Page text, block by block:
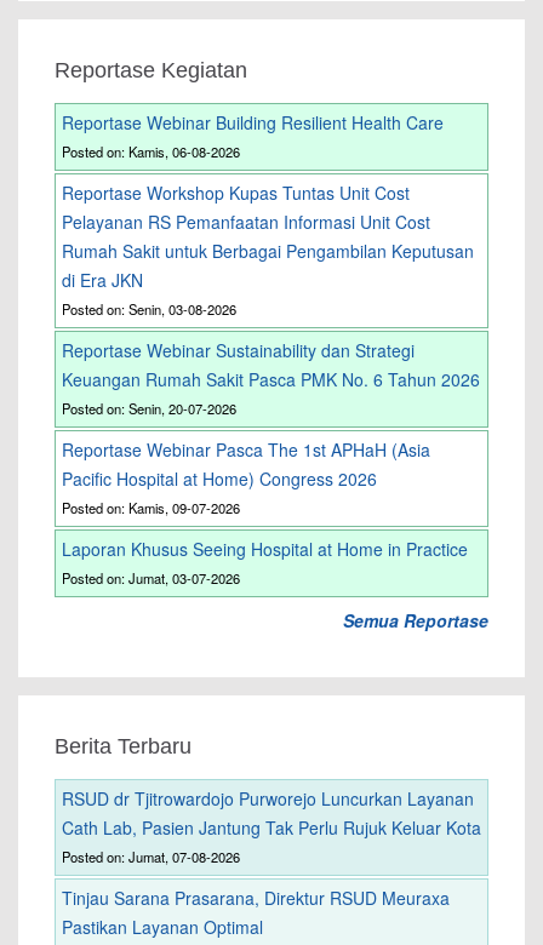
Reportase Kegiatan
Reportase Webinar Building Resilient Health Care
Posted on: Kamis, 06-08-2026
Reportase Workshop Kupas Tuntas Unit Cost
Pelayanan RS Pemanfaatan Informasi Unit Cost
Rumah Sakit untuk Berbagai Pengambilan Keputusan
di Era JKN
Posted on: Senin, 03-08-2026
Reportase Webinar Sustainability dan Strategi
Keuangan Rumah Sakit Pasca PMK No. 6 Tahun 2026
Posted on: Senin, 20-07-2026
Reportase Webinar Pasca The 1st APHaH (Asia
Pacific Hospital at Home) Congress 2026
Posted on: Kamis, 09-07-2026
Laporan Khusus Seeing Hospital at Home in Practice
Posted on: Jumat, 03-07-2026
Semua Reportase
Berita Terbaru
RSUD dr Tjitrowardojo Purworejo Luncurkan Layanan
Cath Lab, Pasien Jantung Tak Perlu Rujuk Keluar Kota
Posted on: Jumat, 07-08-2026
Tinjau Sarana Prasarana, Direktur RSUD Meuraxa
Pastikan Layanan Optimal